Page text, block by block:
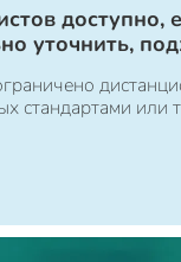
уточнить,
стандартами